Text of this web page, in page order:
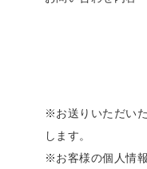
※お送りいただい
します。
※お客様の個人情